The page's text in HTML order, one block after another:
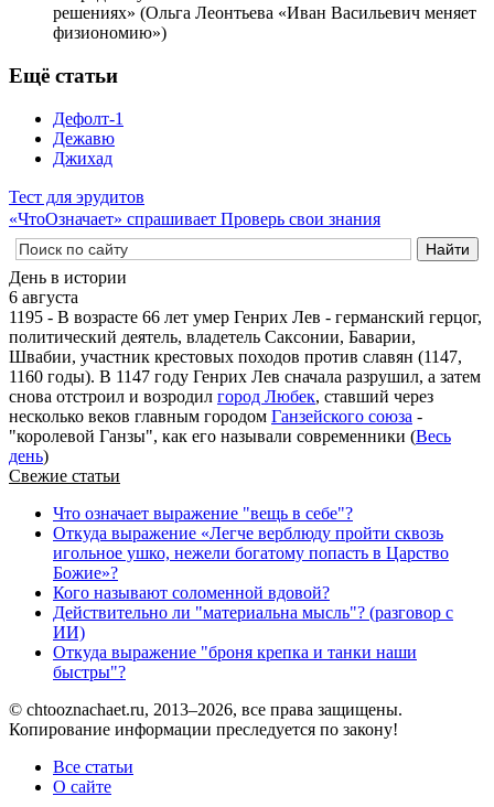
решениях» (Ольга Леонтьева «Иван Васильевич меняет
физиономию»)
Ещё статьи
Дефолт-1
Дежавю
Джихад
Тест для эрудитов
«ЧтоОзначает» спрашивает Проверь свои знания
День в истории
6 августа
1195 - В возрасте 66 лет умер Генрих Лев - германский герцог,
политический деятель, владетель Саксонии, Баварии,
Швабии, участник крестовых походов против славян (1147,
1160 годы). В 1147 году Генрих Лев сначала разрушил, а затем
снова отстроил и возродил город Любек, ставший через
несколько веков главным городом Ганзейского союза -
"королевой Ганзы", как его называли современники (Весь
день)
Свежие статьи
Что означает выражение "вещь в себе"?
Откуда выражение «Легче верблюду пройти сквозь
игольное ушко, нежели богатому попасть в Царство
Божие»?
Кого называют соломенной вдовой?
Действительно ли "материальна мысль"? (разговор с
ИИ)
Откуда выражение "броня крепка и танки наши
быстры"?
© chtooznachaet.ru, 2013–2026, все права защищены.
Копирование информации преследуется по закону!
Все статьи
О сайте